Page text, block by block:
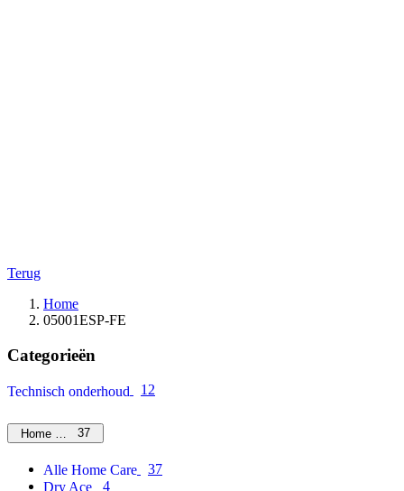
Terug
Home
05001ESP-FE
Categorieën
Technisch onderhoud 12
Home Care37
Alle Home Care
37
Dry Ace
4